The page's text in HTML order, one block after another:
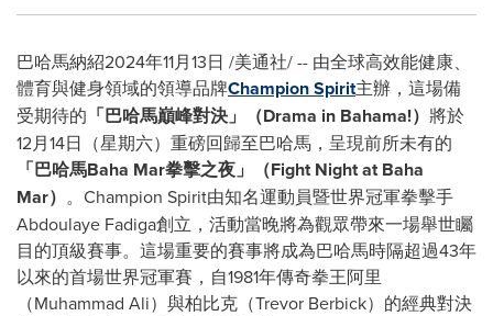
巴哈馬納紹2024年11月13日 /美通社/ -- 由全球高效能健康、
體育與健身領域的領導品牌Champion Spirit主辦，這場備
受期待的 「巴哈馬巔峰對決」（Drama in Bahama!） 將於
12月14日（星期六）重磅回歸至巴哈馬，呈現前所未有的
「巴哈馬Baha Mar拳擊之夜」（Fight Night at Baha
Mar） 。Champion Spirit由知名運動員暨世界冠軍拳擊手
Abdoulaye Fadiga創立，活動當晚將為觀眾帶來一場舉世矚
目的頂級賽事。這場重要的賽事將成為巴哈馬時隔超過43年
以來的首場世界冠軍賽，自1981年傳奇拳王阿里
（Muhammad Ali）與柏比克（Trevor Berbick）的經典對決